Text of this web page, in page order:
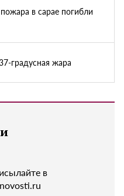
в сарае погибли
градусная жара
в